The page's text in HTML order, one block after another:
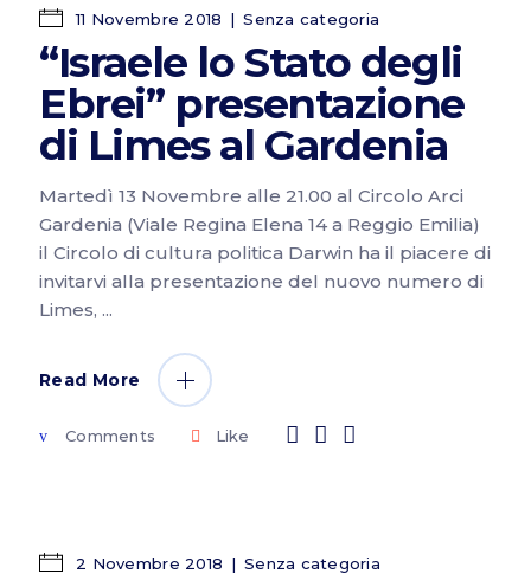
11 Novembre 2018 Senza categoria
“Israele lo Stato degli
Ebrei” presentazione
di Limes al Gardenia
Martedì 13 Novembre alle 21.00 al Circolo Arci
Gardenia (Viale Regina Elena 14 a Reggio Emilia)
il Circolo di cultura politica Darwin ha il piacere di
invitarvi alla presentazione del nuovo numero di
Limes,
Read More
Comments Like
2 Novembre 2018 Senza categoria